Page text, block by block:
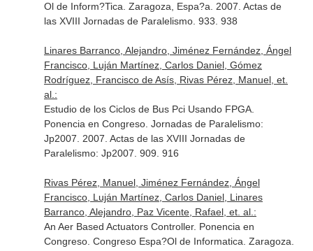
Ol de Inform?Tica. Zaragoza, Espa?a. 2007. Actas de
las XVIII Jornadas de Paralelismo. 933. 938
Linares Barranco, Alejandro, Jiménez Fernández, Ángel
Francisco, Luján Martínez, Carlos Daniel, Gómez
Rodríguez, Francisco de Asís, Rivas Pérez, Manuel, et.
al.:
Estudio de los Ciclos de Bus Pci Usando FPGA.
Ponencia en Congreso. Jornadas de Paralelismo:
Jp2007. 2007. Actas de las XVIII Jornadas de
Paralelismo: Jp2007. 909. 916
Rivas Pérez, Manuel, Jiménez Fernández, Ángel
Francisco, Luján Martínez, Carlos Daniel, Linares
Barranco, Alejandro, Paz Vicente, Rafael, et. al.:
An Aer Based Actuators Controller. Ponencia en
Congreso. Congreso Espa?Ol de Informatica. Zaragoza.